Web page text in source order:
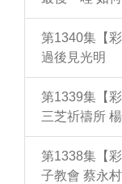
第1340集【
過後見光明
第1339集【
三芝祈禱所
第1338集【
子教會 蔡永